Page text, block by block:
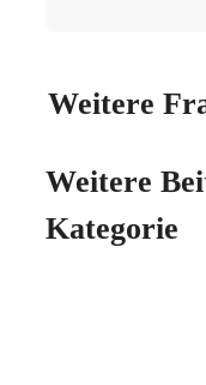
Weitere
Weitere
Kategorie